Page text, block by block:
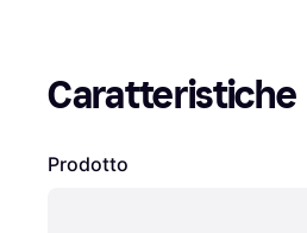
Caratteristiche
Prodotto